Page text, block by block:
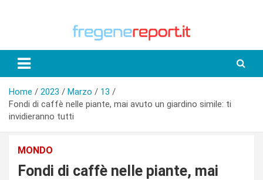
Home 2023 Marzo
13
Fondi di caffè nelle piante, mai avuto un giardino simile: ti
invidieranno tutti
MONDO
Fondi di caffè nelle piante, mai